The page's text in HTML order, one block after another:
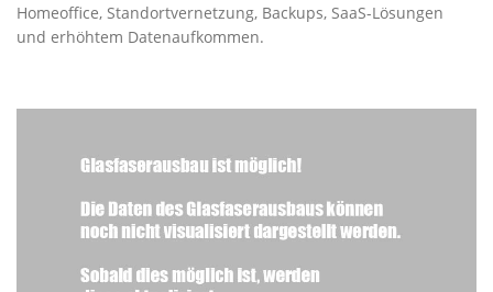
Homeoffice, Standortvernetzung, Backups, SaaS-Lösungen
und erhöhtem Datenaufkommen.